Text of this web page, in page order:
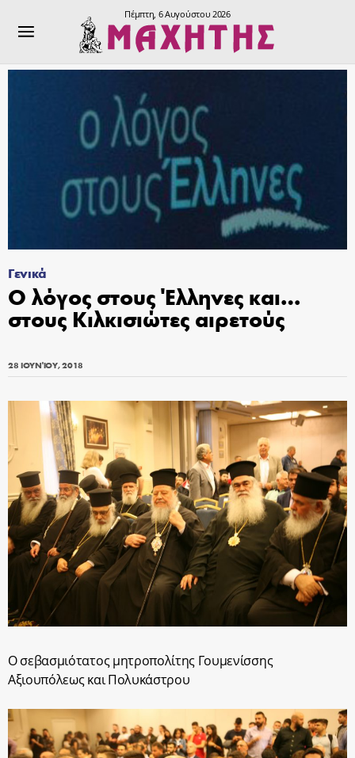
Πέμπτη, 6 Αυγούστου 2026
Γενικά
Ο λόγος στους Έλληνες και…
στους Κιλκισιώτες αιρετούς
28 ΙΟΥΝΊΟΥ, 2018
Ο σεβασμιότατος μητροπολίτης Γουμενίσσης
Αξιουπόλεως και Πολυκάστρου